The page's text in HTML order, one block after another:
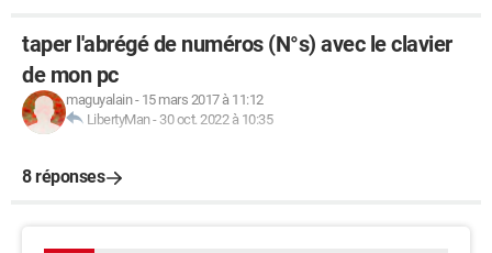
taper l'abrégé de numéros (N°s) avec le clavier
de mon pc
maguyalain- 15 mars 2017 à 11:12
LibertyMan- 30 oct. 2022 à 10:35
8 réponses